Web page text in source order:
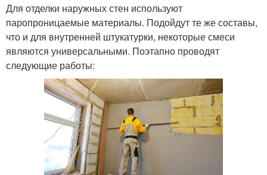
Для отделки наружных стен используют
паропроницаемые материалы. Подойдут те же составы,
что и для внутренней штукатурки, некоторые смеси
являются универсальными. Поэтапно проводят
следующие работы: